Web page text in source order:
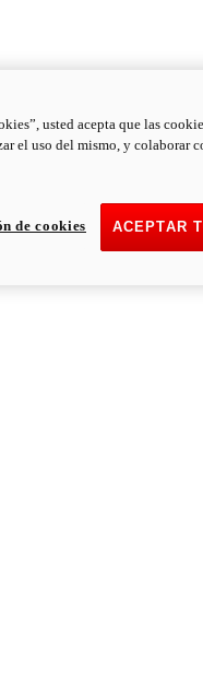
usted acepta que las
el uso del mismo, y colaborar
ACEPTAR
de cookies